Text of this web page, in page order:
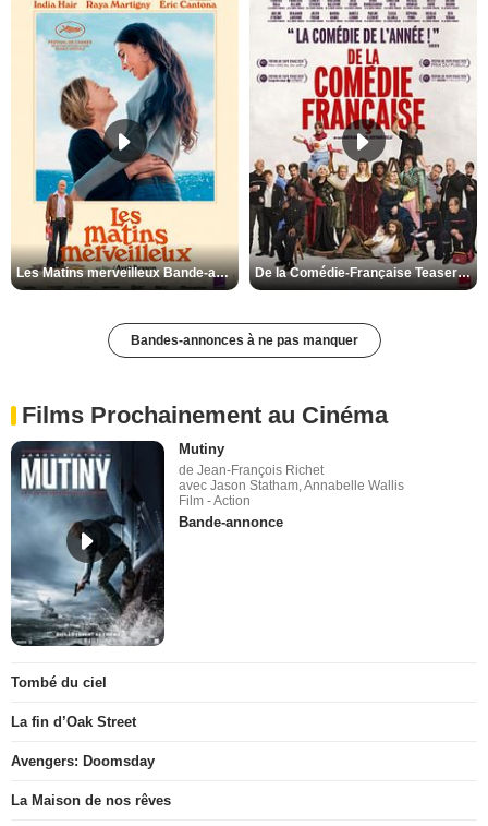
Les Matins merveilleux Bande-annonce VF De la Comédie-Française Teaser VF
Bandes-annonces à ne pas manquer
Films Prochainement au Cinéma
Mutiny
de Jean-François Richet
avec Jason Statham, Annabelle Wallis
Film - Action
Bande-annonce
Tombé du ciel
La fin d’Oak Street
Avengers: Doomsday
La Maison de nos rêves